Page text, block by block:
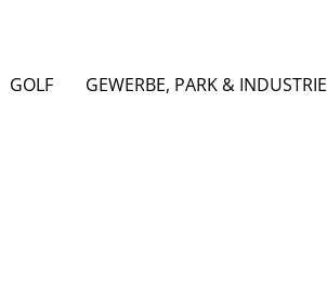
GOLF GEWERBE, PARK & INDUSTRIE